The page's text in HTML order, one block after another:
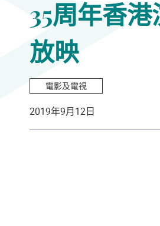
35周年香
放映
電影及電視
2019年9月12日